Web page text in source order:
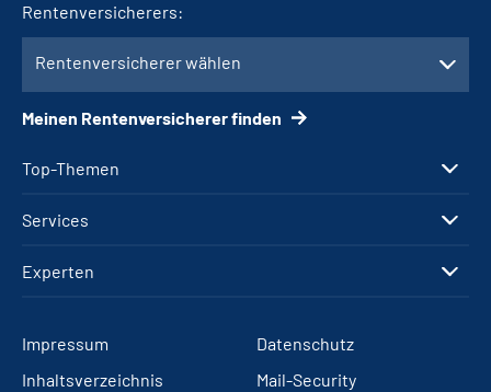
Top-Themen
Services
Experten
Rentenversicherers:
Rentenversicherer wählen
Meinen Rentenversicherer finden
Impressum
Datenschutz
Inhaltsverzeichnis
Mail-Security